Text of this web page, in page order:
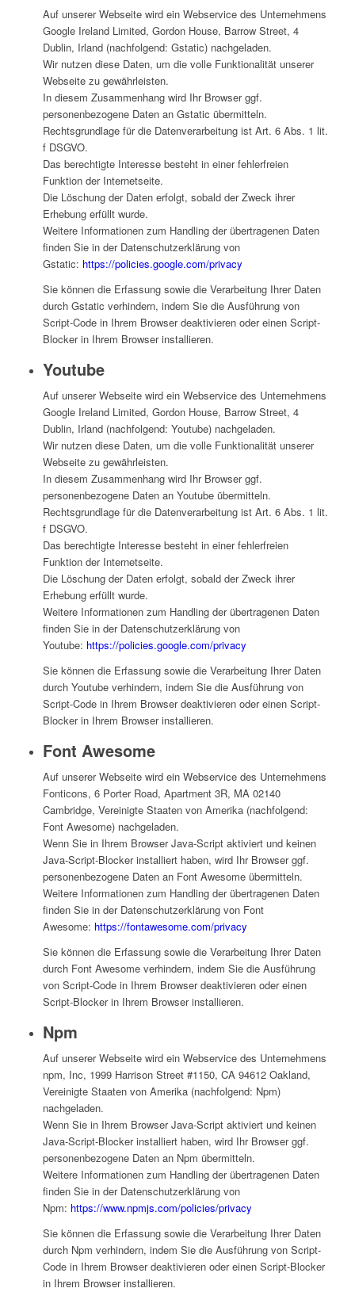
Auf unserer Webseite wird ein Webservice des Unternehmens
Google Ireland Limited, Gordon House, Barrow Street, 4
Dublin, Irland (nachfolgend: Gstatic) nachgeladen.
Wir nutzen diese Daten, um die volle Funktionalität unserer
Webseite zu gewährleisten.
In diesem Zusammenhang wird Ihr Browser ggf.
personenbezogene Daten an Gstatic übermitteln.
Rechtsgrundlage für die Datenverarbeitung ist Art. 6 Abs. 1 lit.
f DSGVO.
Das berechtigte Interesse besteht in einer fehlerfreien
Funktion der Internetseite.
Die Löschung der Daten erfolgt, sobald der Zweck ihrer
Erhebung erfüllt wurde.
Weitere Informationen zum Handling der übertragenen Daten
finden Sie in der Datenschutzerklärung von
Gstatic: https://policies.google.com/privacy
Sie können die Erfassung sowie die Verarbeitung Ihrer Daten
durch Gstatic verhindern, indem Sie die Ausführung von
Script-Code in Ihrem Browser deaktivieren oder einen Script-
Blocker in Ihrem Browser installieren.
Youtube
Auf unserer Webseite wird ein Webservice des Unternehmens
Google Ireland Limited, Gordon House, Barrow Street, 4
Dublin, Irland (nachfolgend: Youtube) nachgeladen.
Wir nutzen diese Daten, um die volle Funktionalität unserer
Webseite zu gewährleisten.
In diesem Zusammenhang wird Ihr Browser ggf.
personenbezogene Daten an Youtube übermitteln.
Rechtsgrundlage für die Datenverarbeitung ist Art. 6 Abs. 1 lit.
f DSGVO.
Das berechtigte Interesse besteht in einer fehlerfreien
Funktion der Internetseite.
Die Löschung der Daten erfolgt, sobald der Zweck ihrer
Erhebung erfüllt wurde.
Weitere Informationen zum Handling der übertragenen Daten
finden Sie in der Datenschutzerklärung von
Youtube: https://policies.google.com/privacy
Sie können die Erfassung sowie die Verarbeitung Ihrer Daten
durch Youtube verhindern, indem Sie die Ausführung von
Script-Code in Ihrem Browser deaktivieren oder einen Script-
Blocker in Ihrem Browser installieren.
Font Awesome
Auf unserer Webseite wird ein Webservice des Unternehmens
Fonticons, 6 Porter Road, Apartment 3R, MA 02140
Cambridge, Vereinigte Staaten von Amerika (nachfolgend:
Font Awesome) nachgeladen.
Wenn Sie in Ihrem Browser Java-Script aktiviert und keinen
Java-Script-Blocker installiert haben, wird Ihr Browser ggf.
personenbezogene Daten an Font Awesome übermitteln.
Weitere Informationen zum Handling der übertragenen Daten
finden Sie in der Datenschutzerklärung von Font
Awesome: https://fontawesome.com/privacy
Sie können die Erfassung sowie die Verarbeitung Ihrer Daten
durch Font Awesome verhindern, indem Sie die Ausführung
von Script-Code in Ihrem Browser deaktivieren oder einen
Script-Blocker in Ihrem Browser installieren.
Npm
Auf unserer Webseite wird ein Webservice des Unternehmens
npm, Inc, 1999 Harrison Street #1150, CA 94612 Oakland,
Vereinigte Staaten von Amerika (nachfolgend: Npm)
nachgeladen.
Wenn Sie in Ihrem Browser Java-Script aktiviert und keinen
Java-Script-Blocker installiert haben, wird Ihr Browser ggf.
personenbezogene Daten an Npm übermitteln.
Weitere Informationen zum Handling der übertragenen Daten
finden Sie in der Datenschutzerklärung von
Npm: https://www.npmjs.com/policies/privacy
Sie können die Erfassung sowie die Verarbeitung Ihrer Daten
durch Npm verhindern, indem Sie die Ausführung von Script-
Code in Ihrem Browser deaktivieren oder einen Script-Blocker
in Ihrem Browser installieren.